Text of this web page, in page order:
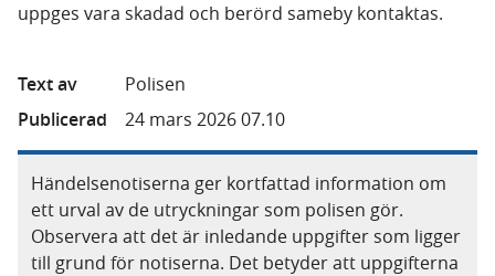
uppges vara skadad och berörd sameby kontaktas.
Text av
Polisen
Publicerad
24 mars 2026 07.10
Händelsenotiserna ger kortfattad information om
ett urval av de utryckningar som polisen gör.
Observera att det är inledande uppgifter som ligger
till grund för notiserna. Det betyder att uppgifterna